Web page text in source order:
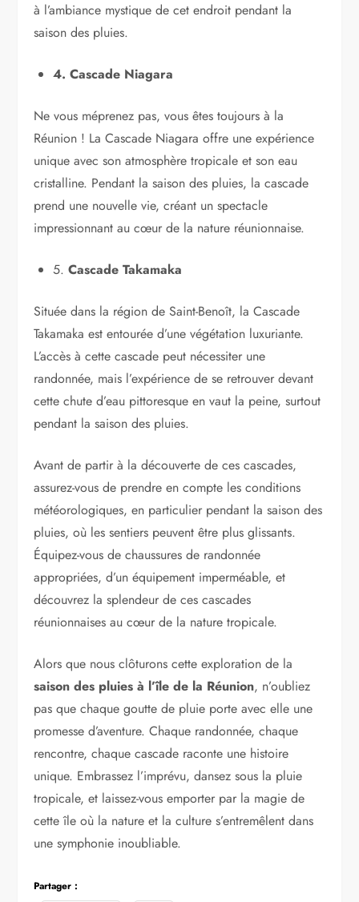
à l’ambiance mystique de cet endroit pendant la
saison des pluies.
4. Cascade Niagara
Ne vous méprenez pas, vous êtes toujours à la
Réunion ! La Cascade Niagara offre une expérience
unique avec son atmosphère tropicale et son eau
cristalline. Pendant la saison des pluies, la cascade
prend une nouvelle vie, créant un spectacle
impressionnant au cœur de la nature réunionnaise.
5.Cascade Takamaka
Située dans la région de Saint-Benoît, la Cascade
Takamaka est entourée d’une végétation luxuriante.
L’accès à cette cascade peut nécessiter une
randonnée, mais l’expérience de se retrouver devant
cette chute d’eau pittoresque en vaut la peine, surtout
pendant la saison des pluies.
Avant de partir à la découverte de ces cascades,
assurez-vous de prendre en compte les conditions
météorologiques, en particulier pendant la saison des
pluies, où les sentiers peuvent être plus glissants.
Équipez-vous de chaussures de randonnée
appropriées, d’un équipement imperméable, et
découvrez la splendeur de ces cascades
réunionnaises au cœur de la nature tropicale.
Alors que nous clôturons cette exploration de la
saison des pluies à l’île de la Réunion, n’oubliez
pas que chaque goutte de pluie porte avec elle une
promesse d’aventure. Chaque randonnée, chaque
rencontre, chaque cascade raconte une histoire
unique. Embrassez l’imprévu, dansez sous la pluie
tropicale, et laissez-vous emporter par la magie de
cette île où la nature et la culture s’entremêlent dans
une symphonie inoubliable.
Partager :